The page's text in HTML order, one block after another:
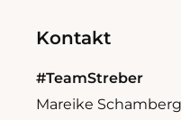
Kontakt
#TeamStreber
Mareike